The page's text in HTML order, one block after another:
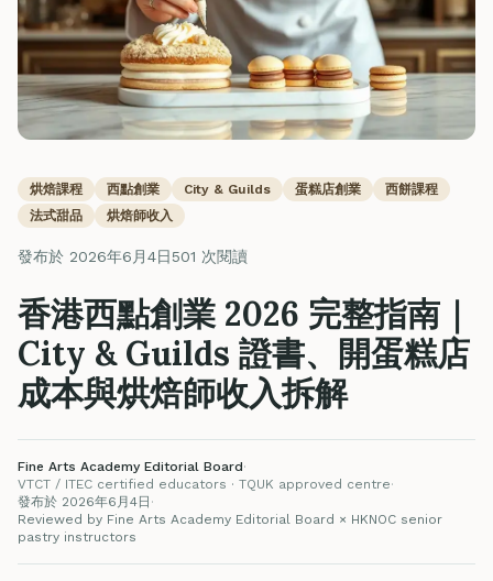
烘焙課程 西點創業 City & Guilds 蛋糕店創業
西餅課程
法式甜品
烘焙師收入
發布於 2026年6月4日501 次閱讀
香港西點創業 2026 完整指南｜
City & Guilds 證書、開蛋糕店
成本與烘焙師收入拆解
Fine Arts Academy Editorial Board·
VTCT / ITEC certified educators · TQUK approved centre·
發布於 2026年6月4日 ·
Reviewed by Fine Arts Academy Editorial Board × HKNOC senior
pastry instructors